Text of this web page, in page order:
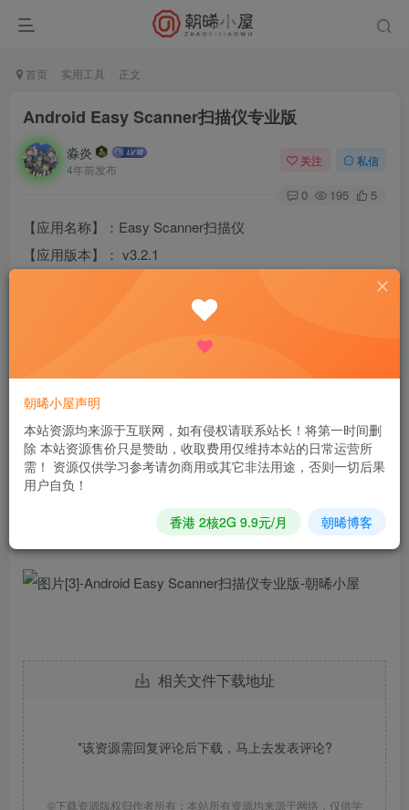
首页 实用工具 正文
Android Easy Scanner扫描仪专业版
淼炎
4年前发布
关注 私信
0 195 5
【应用名称】：Easy Scanner扫描仪
【应用版本】： v3.2.1
【支持平台】：安卓(Android)
【测试机型】：Redmi Note 9pro
描，扫描将以图像或PDF格式保存到设备。
相关文件下载地址
*该资源需回复评论后下载，马上去发表评论?
©下载资源版权归作者所有；本站所有资源均来源于网络，仅供学
朝晞小屋声明
本站资源均来源于互联网，如有侵权请联系站长！将第一时间删
除 本站资源售价只是赞助，收取费用仅维持本站的日常运营所
需！ 资源仅供学习参考请勿商用或其它非法用途，否则一切后果
用户自负！
香港 2核2G 9.9元/月 朝晞博客